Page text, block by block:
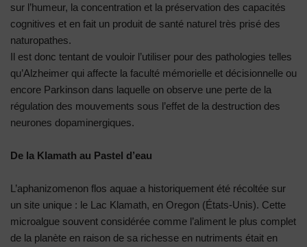
sur l’humeur, la concentration et la préservation des capacités
cognitives et en fait un produit de santé naturel très prisé des
naturopathes.
Il est donc tentant de vouloir l’utiliser pour des pathologies telles
qu’Alzheimer qui affecte la faculté mémorielle et décisionnelle ou
encore Parkinson dans laquelle on observe une perte de la
régulation des mouvements sous l’effet de la destruction des
neurones dopaminergiques.
De la Klamath au Pastel d’eau
L’aphanizomenon flos aquae a historiquement été récoltée sur
un site unique : le Lac Klamath, en Oregon (États-Unis). Cette
microalgue souvent considérée comme l’aliment le plus complet
de la planète en raison de sa richesse en nutriments était en